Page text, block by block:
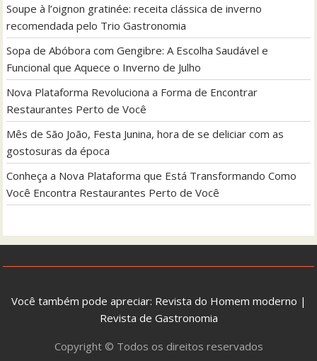
Soupe à l’oignon gratinée: receita clássica de inverno
recomendada pelo Trio Gastronomia
Sopa de Abóbora com Gengibre: A Escolha Saudável e
Funcional que Aquece o Inverno de Julho
Nova Plataforma Revoluciona a Forma de Encontrar
Restaurantes Perto de Você
Mês de São João, Festa Junina, hora de se deliciar com as
gostosuras da época
Conheça a Nova Plataforma que Está Transformando Como
Você Encontra Restaurantes Perto de Você
Você também pode apreciar: Revista do Homem moderno |
Revista de Gastronomia
Copyright © Todos os direitos reservados